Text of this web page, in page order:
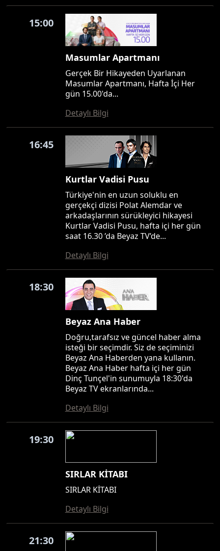
15:00
Masumlar Apartmanı
Gerçek Bir Hikayeden Uyarlanan
Masumlar Apartmanı, Hafta İçi Her
gün 15.00'da...
Detaylı Bilgi
16:45
Kurtlar Vadisi Pusu
Türkiye'nin en uzun soluklu en
gerçekçi dizisi Polat Alemdar ve
arkadaşlarının sürükleyici hikayesi
Kurtlar Vadisi Pusu, hafta içi her gün
saat 16.30 ’da Beyaz TV’de...
Detaylı Bilgi
18:30
Beyaz Ana Haber
Doğru,tarafsız ve güncel haber alma
isteği bir seçimdir. Siz de seçiminizi
Beyaz Ana Haberden yana kullanın.
Beyaz Ana Haber hafta içi her gün
Dinç Tunçel'in sunumuyla 18:30'da
Beyaz TV ekranlarında...
Detaylı Bilgi
19:30
SIRLAR KİTABI
SIRLAR KİTABI
Detaylı Bilgi
21:30